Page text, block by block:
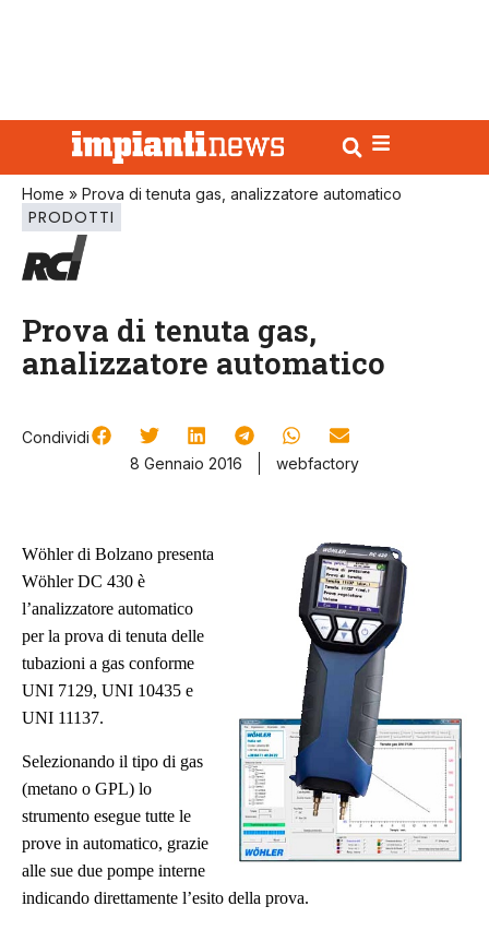
Home » Prova di tenuta gas, analizzatore automatico
PRODOTTI
Prova di tenuta gas,
analizzatore automatico
Condividi
8 Gennaio 2016
webfactory
Wöhler di Bolzano presenta
Wöhler DC 430 è
l’analizzatore automatico
per la prova di tenuta delle
tubazioni a gas conforme
UNI 7129, UNI 10435 e
UNI 11137.
Selezionando il tipo di gas
(metano o GPL) lo
strumento esegue tutte le
prove in automatico, grazie
alle sue due pompe interne
indicando direttamente l’esito della prova.